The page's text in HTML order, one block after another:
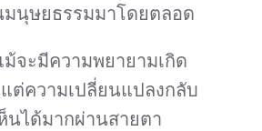
นุษยธรรมมาโดยตลอด
ม้จะมีความพยายามเกิด
ต่ความเปลี่ยนแปลงกลับ
นได้มากผ่านสายตา